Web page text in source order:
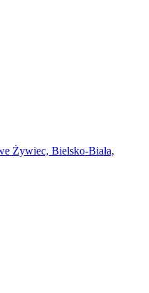
Żywiec, Bielsko-Biała,